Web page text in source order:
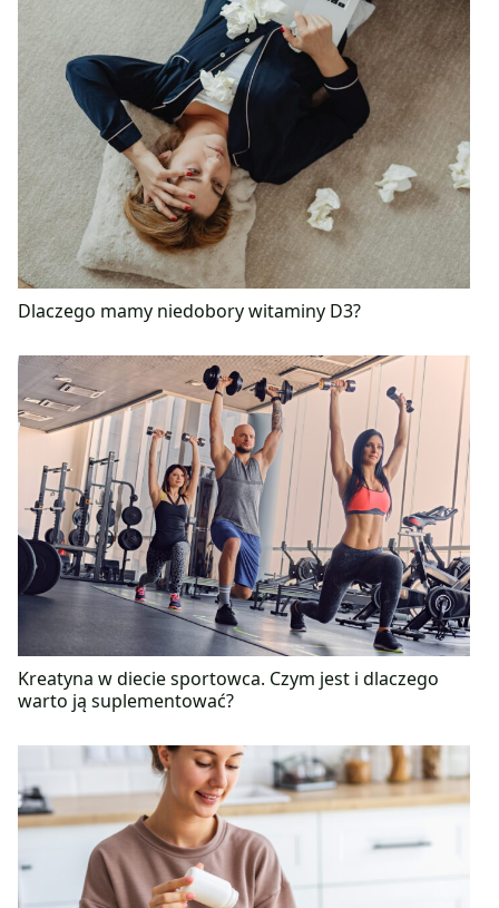
Dlaczego mamy niedobory witaminy D3?
Kreatyna w diecie sportowca. Czym jest i dlaczego
warto ją suplementować?